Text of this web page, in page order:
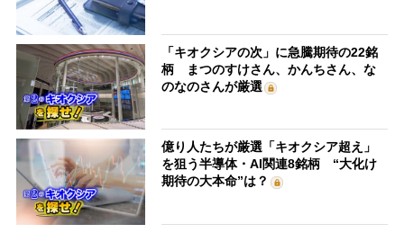
「キオクシアの次」に急騰期待の22銘
柄 まつのすけさん、かんちさん、な
のなのさんが厳選
億り人たちが厳選「キオクシア超え」
を狙う半導体・AI関連8銘柄 “大化け
期待の大本命”は？